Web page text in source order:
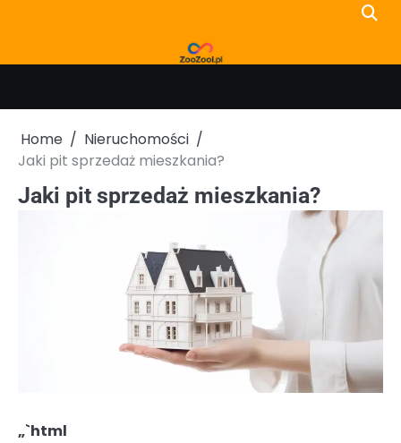
Home
Nieruchomości
Jaki pit sprzedaż mieszkania?
Jaki pit sprzedaż mieszkania?
„`html